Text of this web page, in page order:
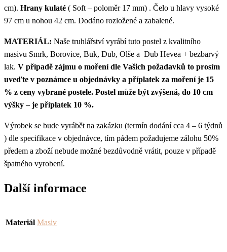
cm). Hrany kulaté ( Soft – poloměr 17 mm) . Čelo u hlavy vysoké
97 cm u nohou 42 cm. Dodáno rozložené a zabalené.
MATERIÁL: Naše truhlářství vyrábí tuto postel z kvalitního
masivu Smrk, Borovice, Buk, Dub, Olše a Dub Hevea + bezbarvý
lak. V případě zájmu o moření dle Vašich požadavků to prosím
uveďte v poznámce u objednávky a příplatek za moření je 15
% z ceny vybrané postele. Postel může být zvýšená, do 10 cm
výšky – je příplatek 10 %.
Výrobek se bude vyrábět na zakázku (termín dodání cca 4 – 6 týdnů
) dle specifikace v objednávce, tím pádem požadujeme zálohu 50%
předem a zboží nebude možné bezdůvodně vrátit, pouze v případě
špatného vyrobení.
Další informace
Materiál Masiv